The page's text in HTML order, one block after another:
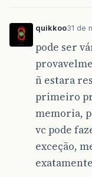
quikkoo31 de
pode ser
ñ estara
primeiro
memoria,
vc pode
exceção,